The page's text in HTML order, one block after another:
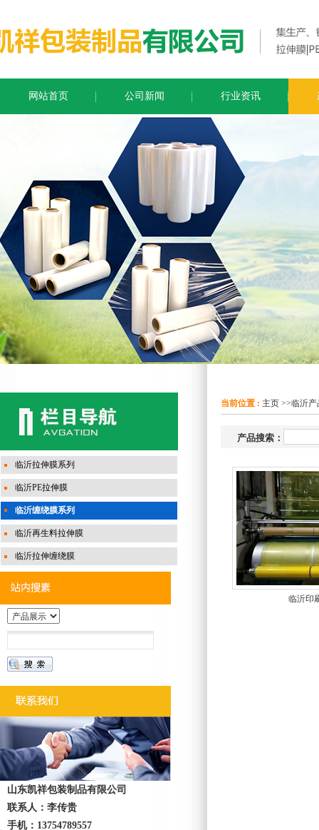
网站首页 公司新闻 行业资讯
临沂拉伸膜系列
临沂PE拉伸膜
临沂缠绕膜系列
临沂再生料拉伸膜
临沂拉伸缠绕膜
山东凯祥包装制品有限公司
联系人：李传贵
手机：13754789557
当前位置 : 主页 >>临沂产
产品搜索：
临沂印